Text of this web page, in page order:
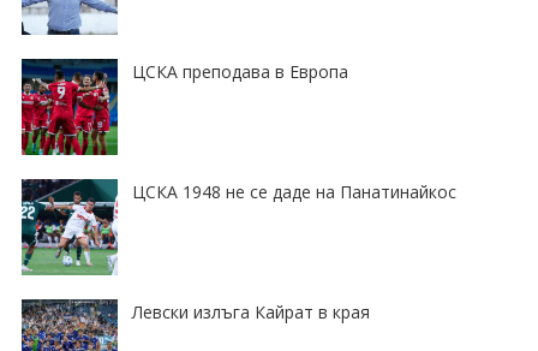
ЦСКА преподава в Европа
ЦСКА 1948 не се даде на Панатинайкос
Левски излъга Кайрат в края